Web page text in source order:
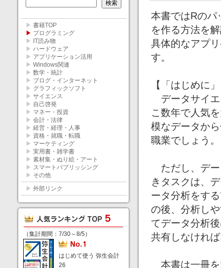
▶ 書籍TOP
▶ プログラミング
▶
IT読み物
▶ ハードウェア
▶ アプリケーション活用
▶ Windows関連
▶ 数学・統計
▶ ブログ・インターネット
▶ グラフィックソフト
▶ サイエンス
▶ 自己啓発
▶ マネー・投資
▶ 会計・法律
▶ 経営・経理・人事
▶ 資格・就職・転職
▶ マーケティング
▶ 実用書・雑学書
▶ 素材集・ぬり絵・アート
▶ スマートパブリッシング
▶ その他
▶ 外部リンク
（集計期間：7/30～8/5）
はじめて使う 弥生会計
26
本書ではRのパ
を作る方法を
具体的なアプ
す。
【「はじめに
データサイエ
こ数年で人気
模なデータか
職業でしょう。
ただし、デー
きタスクは、
ータ分析をす
の後、分析し
てデータ分析
共有しなけれ
本書は一冊を